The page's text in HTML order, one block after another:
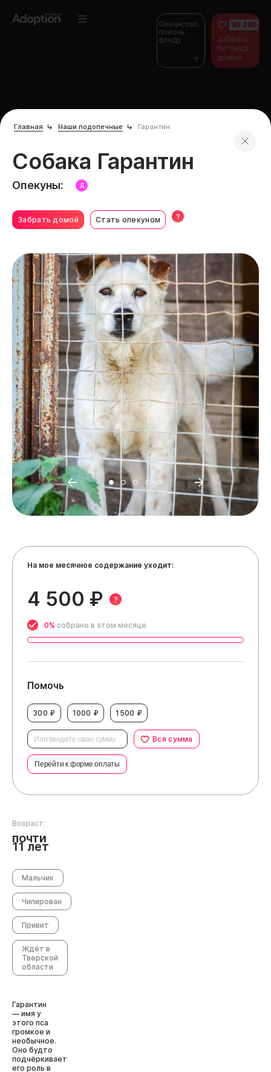
Финансово
помочь
фонду
30 280
Забрать
питомца
домой
Главная Наши подопечные Гарантин
Собака Гарантин
Забрать домой Стать опекуном ?
Опекуны: Д
На мое месячное содержание уходит:
4 500 ₽ ?
0% собрано в этом месяце
Помочь
300 ₽ 1000 ₽ 1500 ₽
Вся сумма
Перейти к форме оплаты
Возраст:
почти
11 лет
Мальчик
Чипирован
Привит
Ждёт в
Тверской
области
Гарантин
— имя у
этого пса
громкое и
необычное.
Оно будто
подчёркивает
его роль в